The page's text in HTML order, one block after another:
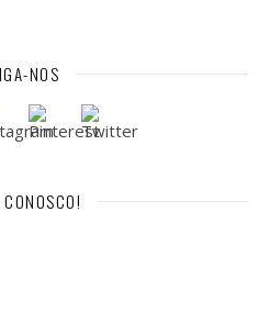
NOS
CONOSCO!